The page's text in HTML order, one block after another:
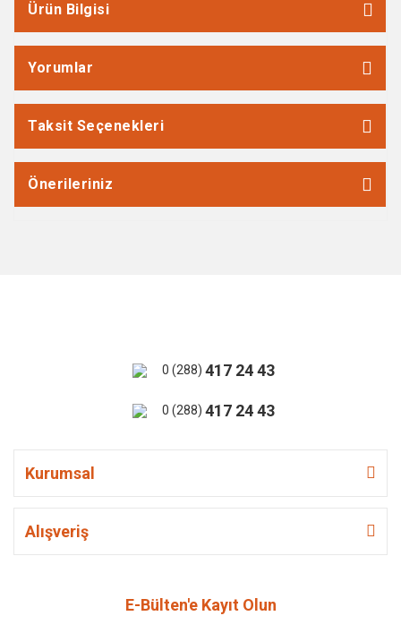
Ürün Bilgisi
Yorumlar
Taksit Seçenekleri
Önerileriniz
0 (288) 417 24 43
0 (288) 417 24 43
Kurumsal
Alışveriş
E-Bülten'e Kayıt Olun